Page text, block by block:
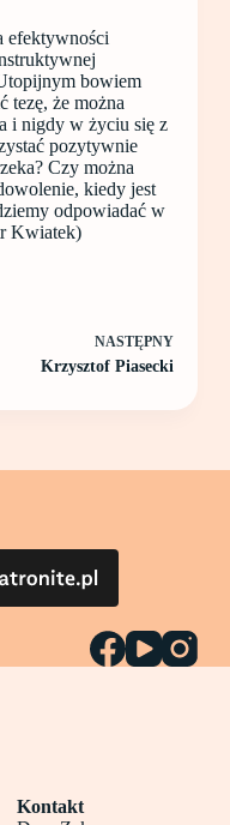
efektywności
bowiem
tezę, że można
i nigdy w życiu się z
pozytywnie
Czy można
kiedy jest
odpowiadać w
Kwiatek)
NASTĘPNY
Krzysztof Piasecki
Kontakt